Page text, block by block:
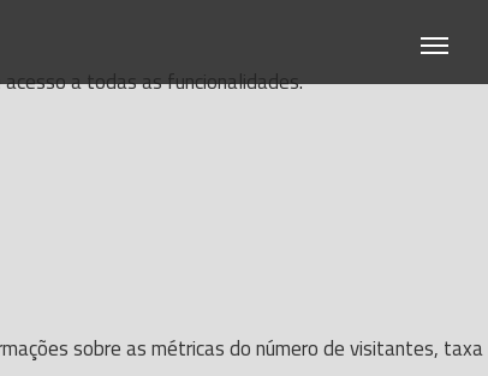
a todas as funcionalidades.
sobre as métricas do número de visitantes, taxa